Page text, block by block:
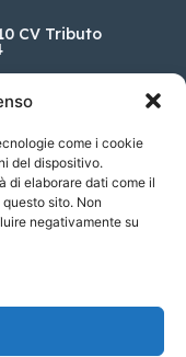
come i cookie
del dispositivo.
di elaborare dati come il
sito. Non
negativamente su
CV Tributo
HSE
La Prima